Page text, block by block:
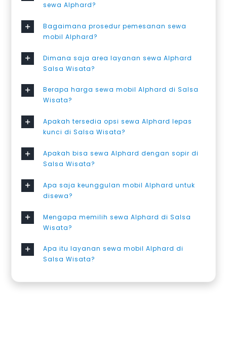
sewa Alphard?
Bagaimana prosedur pemesanan sewa
mobil Alphard?
Dimana saja area layanan sewa Alphard
Salsa Wisata?
Berapa harga sewa mobil Alphard di Salsa
Wisata?
Apakah tersedia opsi sewa Alphard lepas
kunci di Salsa Wisata?
Apakah bisa sewa Alphard dengan sopir di
Salsa Wisata?
Apa saja keunggulan mobil Alphard untuk
disewa?
Mengapa memilih sewa Alphard di Salsa
Wisata?
Apa itu layanan sewa mobil Alphard di
Salsa Wisata?